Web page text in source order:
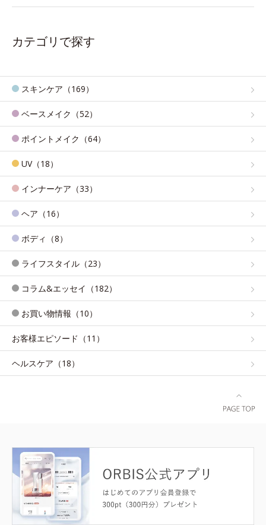
カテゴリで探す
スキンケア（169）
ベースメイク（52）
ポイントメイク（64）
UV（18）
インナーケア（33）
ヘア（16）
ボディ（8）
ライフスタイル（23）
コラム&エッセイ（182）
お買い物情報（10）
お客様エピソード（11）
ヘルスケア（18）